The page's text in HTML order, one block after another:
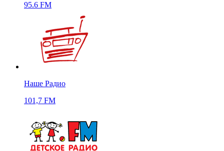
95.6 FM
Наше Радио
101,7 FM